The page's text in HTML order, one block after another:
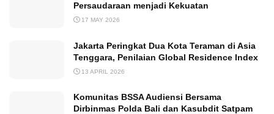
Persaudaraan menjadi Kekuatan
17 MAY 2026
Jakarta Peringkat Dua Kota Teraman di Asia
Tenggara, Penilaian Global Residence Index
13 APRIL 2026
Komunitas BSSA Audiensi Bersama
Dirbinmas Polda Bali dan Kasubdit Satpam